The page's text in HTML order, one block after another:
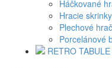
Háčkované
Hracie skrinky
Plechové
Porcelánové
RETRO TABULE